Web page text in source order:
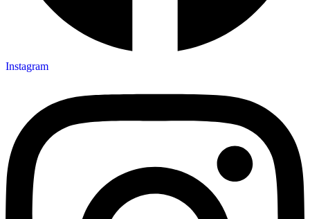
Instagram